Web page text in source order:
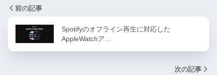
前の記事
Spotifyのオフライン再生に対応した
AppleWatchア…
次の記事